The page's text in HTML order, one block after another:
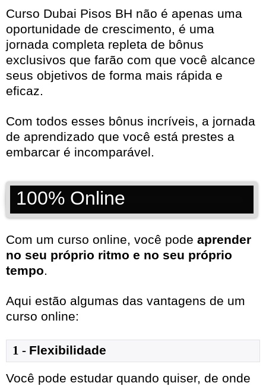
Curso Dubai Pisos BH não é apenas uma
oportunidade de crescimento, é uma
jornada completa repleta de bônus
exclusivos que farão com que você alcance
seus objetivos de forma mais rápida e
eficaz.
Com todos esses bônus incríveis, a jornada
de aprendizado que você está prestes a
embarcar é incomparável.
100% Online
Com um curso online, você pode aprender
no seu próprio ritmo e no seu próprio
tempo.
Aqui estão algumas das vantagens de um
curso online:
1 - Flexibilidade
Você pode estudar quando quiser, de onde